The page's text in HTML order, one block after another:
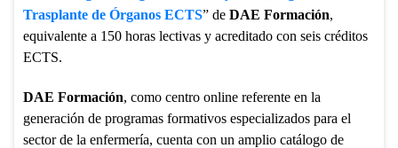
Trasplante de Órganos ECTS” de DAE Formación,
equivalente a 150 horas lectivas y acreditado con seis créditos
ECTS.
DAE Formación, como centro online referente en la
generación de programas formativos especializados para el
sector de la enfermería, cuenta con un amplio catálogo de